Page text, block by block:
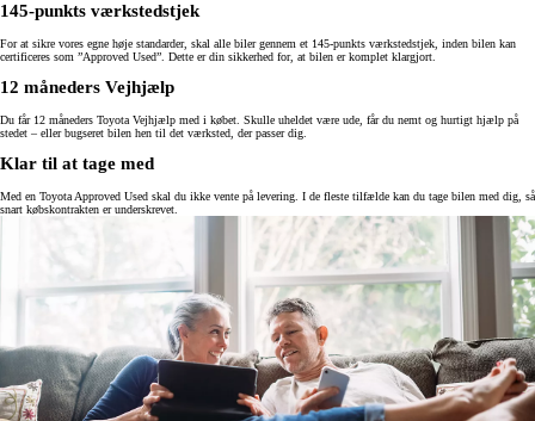
145-punkts værkstedstjek
For at sikre vores egne høje standarder, skal alle biler gennem et 145-punkts værkstedstjek, inden bilen kan
certificeres som ”Approved Used”. Dette er din sikkerhed for, at bilen er komplet klargjort.
12 måneders Vejhjælp
Du får 12 måneders Toyota Vejhjælp med i købet. Skulle uheldet være ude, får du nemt og hurtigt hjælp på
stedet – eller bugseret bilen hen til det værksted, der passer dig.
Klar til at tage med
Med en Toyota Approved Used skal du ikke vente på levering. I de fleste tilfælde kan du tage bilen med dig, så
snart købskontrakten er underskrevet.